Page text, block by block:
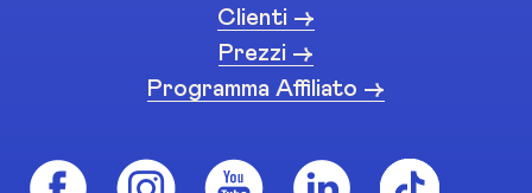
Clienti ->
Prezzi ->
Programma Affiliato ->